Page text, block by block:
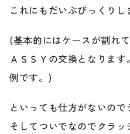
これにもだいぶびっくりし
(基本的にはケースが割れ
ＡＳＳＹの交換となりま
例です。)
といっても仕方がないので
そしてついでなのでクラ